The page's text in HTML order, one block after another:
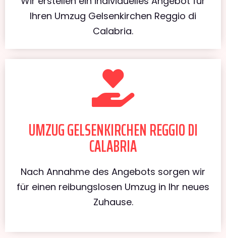
Ihren Umzug Gelsenkirchen Reggio di
Calabria.
UMZUG GELSENKIRCHEN REGGIO DI
CALABRIA
Nach Annahme des Angebots sorgen wir
für einen reibungslosen Umzug in Ihr neues
Zuhause.